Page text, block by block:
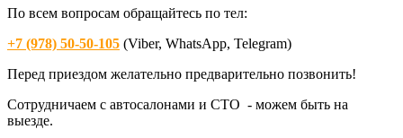
По всем вопросам обращайтесь по тел:
+7 (978) 50-50-105 (Viber, WhatsApp, Telegram)
Перед приездом желательно предварительно позвонить!
Сотрудничаем с автосалонами и СТО - можем быть на
выезде.